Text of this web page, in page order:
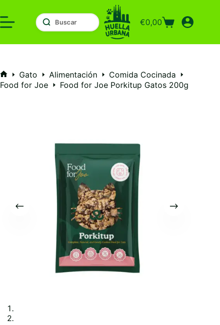
al
contenido
Carro
compra
€0,00
Inicio
Gato Alimentación
Comida Cocinada
Food for Joe
Food for Joe Porkitup Gatos 200g